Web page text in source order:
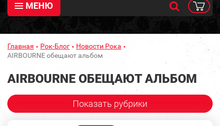
МЕНЮ
Главная Рок-Блог
Новости Рока
AIRBOURNE обещают альбом
AIRBOURNE ОБЕЩАЮТ АЛЬБОМ
Показать рубрики